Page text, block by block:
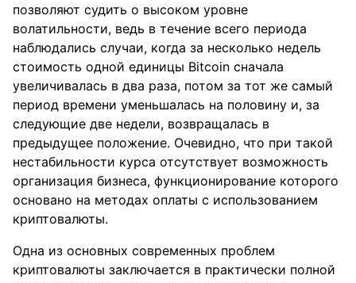
позволяют судить о высоком уровне
волатильности, ведь в течение всего периода
наблюдались случаи, когда за несколько недель
стоимость одной единицы Bitcoin сначала
увеличивалась в два раза, потом за тот же самый
период времени уменьшалась на половину и, за
следующие две недели, возвращалась в
предыдущее положение. Очевидно, что при такой
нестабильности курса отсутствует возможность
организация бизнеса, функционирование которого
основано на методах оплаты с использованием
криптовалюты.
Одна из основных современных проблем
криптовалюты заключается в практически полной